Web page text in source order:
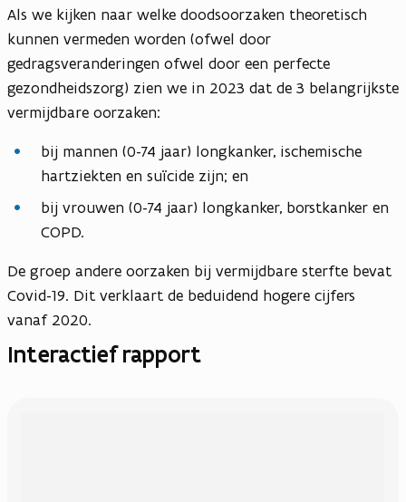
Als we kijken naar welke doodsoorzaken theoretisch
kunnen vermeden worden (ofwel door
gedragsveranderingen ofwel door een perfecte
gezondheidszorg) zien we in 2023 dat de 3 belangrijkste
vermijdbare oorzaken:
bij mannen (0-74 jaar) longkanker, ischemische
hartziekten en suïcide zijn; en
bij vrouwen (0-74 jaar) longkanker, borstkanker en
COPD.
De groep andere oorzaken bij vermijdbare sterfte bevat
Covid-19. Dit verklaart de beduidend hogere cijfers
vanaf 2020.
Interactief rapport